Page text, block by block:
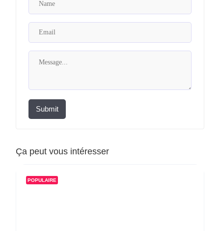
Submit
Ça peut vous intéresser
POPULAIRE